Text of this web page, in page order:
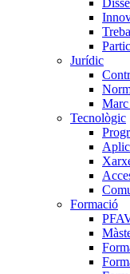
Jurídic
Tecnològic
Formació